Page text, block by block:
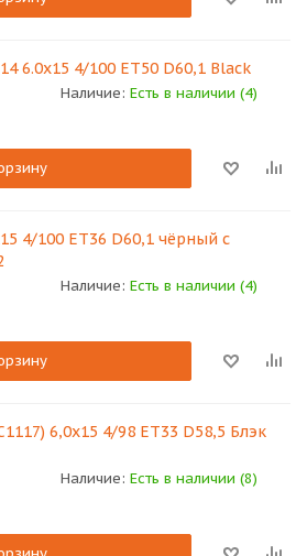
6.0x15 4/100 ET50 D60,1 Black
Наличие: Есть в наличии (4)
4/100 ET36 D60,1 чёрный с
Наличие: Есть в наличии (4)
6,0х15 4/98 ET33 D58,5 Блэк
Наличие: Есть в наличии (8)